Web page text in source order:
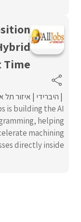
Time
היברידי איזור תל
is building the AI
helping
machining
directly inside ...